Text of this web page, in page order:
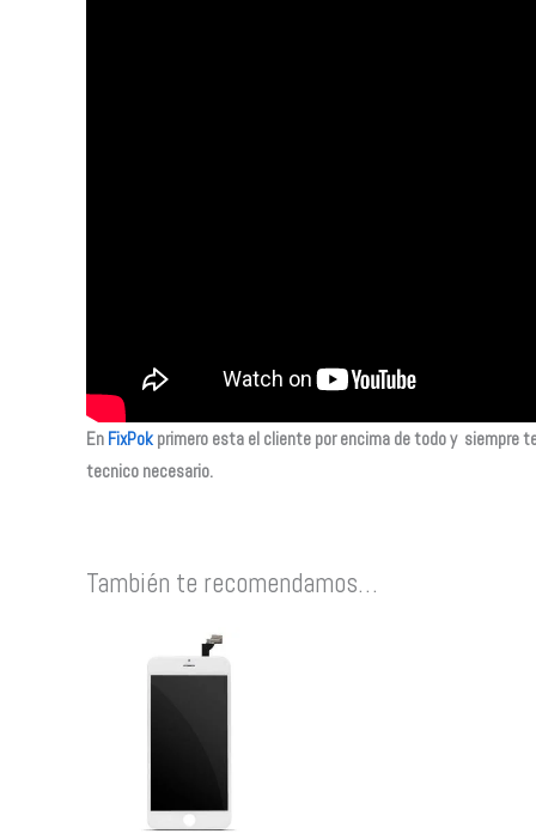
En FixPok primero esta el cliente por encima de todo y siempre
tecnico necesario.
También te recomendamos…